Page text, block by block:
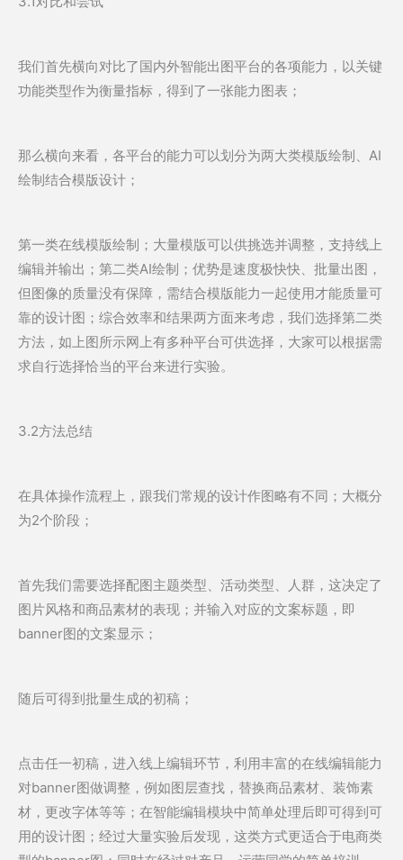
我们首先横向对比了国内外智能出图平台的各项能力，以关键
功能类型作为衡量指标，得到了一张能力图表；
那么横向来看，各平台的能力可以划分为两大类模版绘制、AI
绘制结合模版设计；
第一类在线模版绘制；大量模版可以供挑选并调整，支持线上
编辑并输出；第二类AI绘制；优势是速度极快快、批量出图，
但图像的质量没有保障，需结合模版能力一起使用才能质量可
靠的设计图；综合效率和结果两方面来考虑，我们选择第二类
方法，如上图所示网上有多种平台可供选择，大家可以根据需
求自行选择恰当的平台来进行实验。
3.2方法总结
在具体操作流程上，跟我们常规的设计作图略有不同；大概分
为2个阶段；
首先我们需要选择配图主题类型、活动类型、人群，这决定了
图片风格和商品素材的表现；并输入对应的文案标题，即
banner图的文案显示；
随后可得到批量生成的初稿；
点击任一初稿，进入线上编辑环节，利用丰富的在线编辑能力
对banner图做调整，例如图层查找，替换商品素材、装饰素
材，更改字体等等；在智能编辑模块中简单处理后即可得到可
用的设计图；经过大量实验后发现，这类方式更适合于电商类